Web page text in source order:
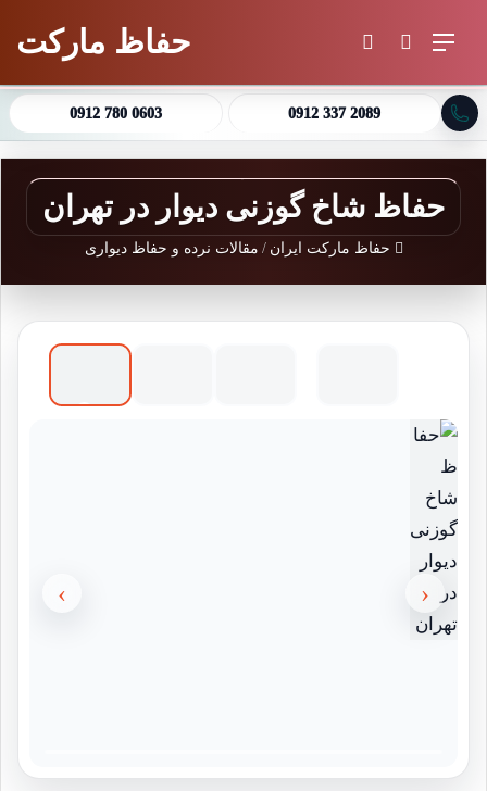
منو جستجو برای حفاظ مارکت
0912 780 0603 0912 337 2089
حفاظ شاخ گوزنی دیوار در تهران
حفاظ مارکت ایران / مقالات نرده و حفاظ دیواری
‹
›